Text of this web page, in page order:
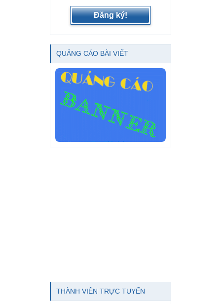
Đăng ký!
QUẢNG CÁO BÀI VIẾT
THÀNH VIÊN TRỰC TUYẾN